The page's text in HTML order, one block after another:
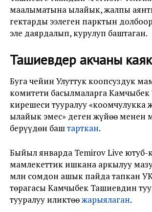
маалыматына ылайык, жалпы
гектарды ээлеген парктын
эле даярдалып, курулуп баштаган.
Ташиевдер акчаны
Буга чейин Улуттук коопсуздук
комитети басылмаларга
кирешеси тууралуу «коомчулукка
ылайык эмес» деген жүйөө менен
берүүдөн баштарткан.
Быйыл январда Temirov Live ютуб-
мамлекеттик ишкана аркылуу
млн сомдон ашык пайда тапкан
төрагасы Камчыбек Ташиевдин
тууралуу иликтөөжарыялаган.